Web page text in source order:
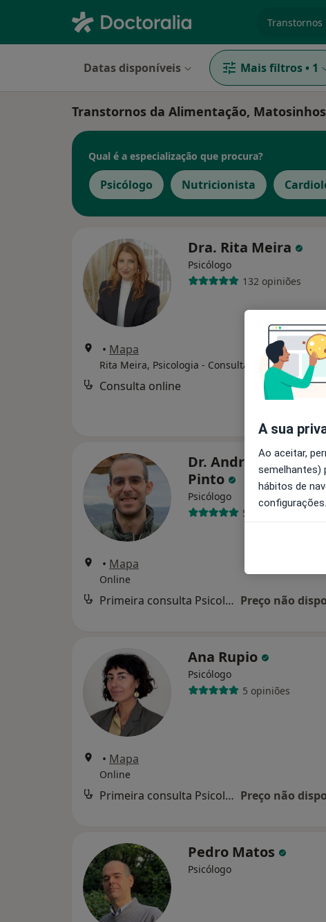
Datas disponíveis Mais filtros • 1
Transtornos da Alimentação, Matosinhos
Qual é a especialização que procura?
Psicólogo Nutricionista
Dra. Rita Meira
Psicólogo
132 opiniões
• Mapa
Rita Meira, Psicologia - Consulta Online
Consulta online
Dr. André de
Pinto
Psicólogo
5 opiniões
• Mapa
Online
Primeira consulta Psicologia Preço não
Ana Rupio
Psicólogo
5 opiniões
• Mapa
Online
Primeira consulta Psicologia Preço não
Pedro Matos
Psicólogo
A sua
Ao aceitar,
semelhantes)
hábitos de